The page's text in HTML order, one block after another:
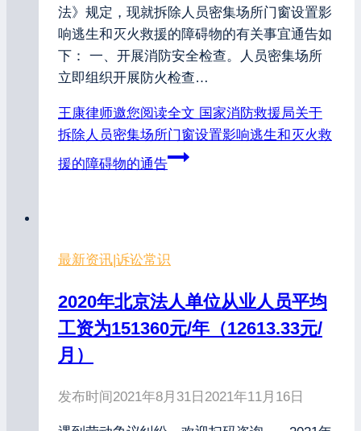
法》规定，现就拆除人员密集场所门窗设置影
响逃生和灭火救援的障碍物的有关事宜通告如
下： 一、开展消防安全检查。人员密集场所
立即组织开展防火检查…
王康律师邀您阅读全文 国家消防救援局关于
拆除人员密集场所门窗设置影响逃生和灭火救
援的障碍物的通告
最新资讯|诉讼常识
2020年北京法人单位从业人员平均
工资为151360元/年（12613.33元/
月）
发布时间2021年8月31日 2021年11月16日